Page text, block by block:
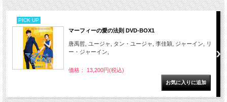
PICK UP
マーフィーの愛の法則 DVD-BOX1
唐禹哲, ユージャ, タン・ユージャ, 李佳穎, ジャーイン, リ
ー・ジャーイン,
価格： 13,200円(税込)